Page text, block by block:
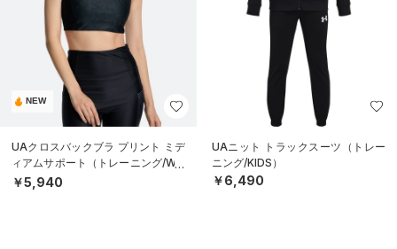
NEW
UAクロスバックブラ プリント ミデ
ィアムサポート（トレーニング/WO
MEN）
￥5,940
UAニット トラックスーツ（トレー
ニング/KIDS）
￥6,490